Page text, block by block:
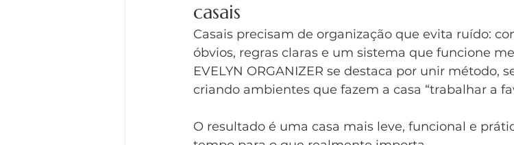
casais
Casais precisam de organização que evita ruído:
óbvios, regras claras e um sistema que funcione
EVELYN ORGANIZER se destaca por unir método,
criando ambientes que fazem a casa “trabalhar a
O resultado é uma casa mais leve, funcional e